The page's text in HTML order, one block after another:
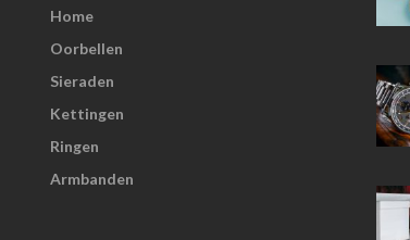
Home
Oorbellen
Sieraden
Kettingen
Ringen
Armbanden